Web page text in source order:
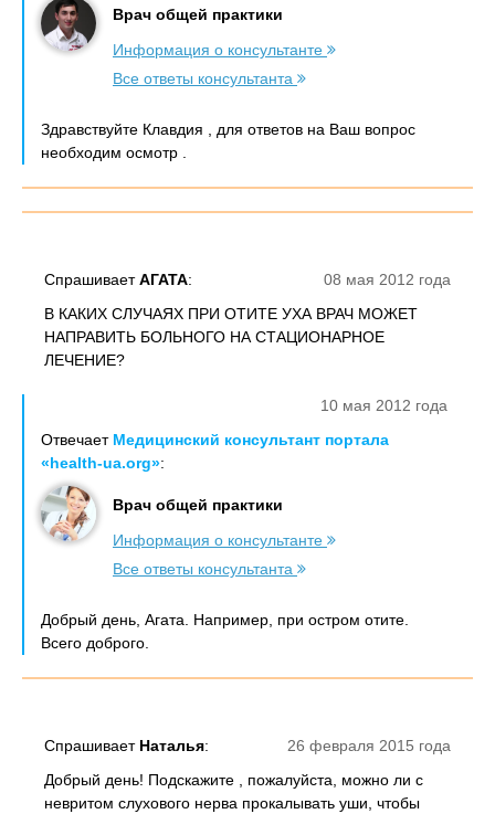
Врач общей практики
Информация о консультанте
Все ответы консультанта
Здравствуйте Клавдия , для ответов на Ваш вопрос
необходим осмотр .
08 мая 2012 года
СпрашиваетАГАТА:
В КАКИХ СЛУЧАЯХ ПРИ ОТИТЕ УХА ВРАЧ МОЖЕТ
НАПРАВИТЬ БОЛЬНОГО НА СТАЦИОНАРНОЕ
ЛЕЧЕНИЕ?
10 мая 2012 года
Отвечает Медицинский консультант портала
«health-ua.org»:
Врач общей практики
Информация о консультанте
Все ответы консультанта
Добрый день, Агата. Например, при остром отите.
Всего доброго.
26 февраля 2015 года
Спрашивает Наталья:
Добрый день! Подскажите , пожалуйста, можно ли с
невритом слухового нерва прокалывать уши, чтобы